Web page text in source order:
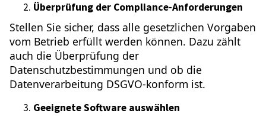
Überprüfung der Compliance-Anforderungen
Stellen Sie sicher, dass alle gesetzlichen Vorgaben
vom Betrieb erfüllt werden können. Dazu zählt
auch die Überprüfung der
Datenschutzbestimmungen und ob die
Datenverarbeitung DSGVO-konform ist.
Geeignete Software auswählen